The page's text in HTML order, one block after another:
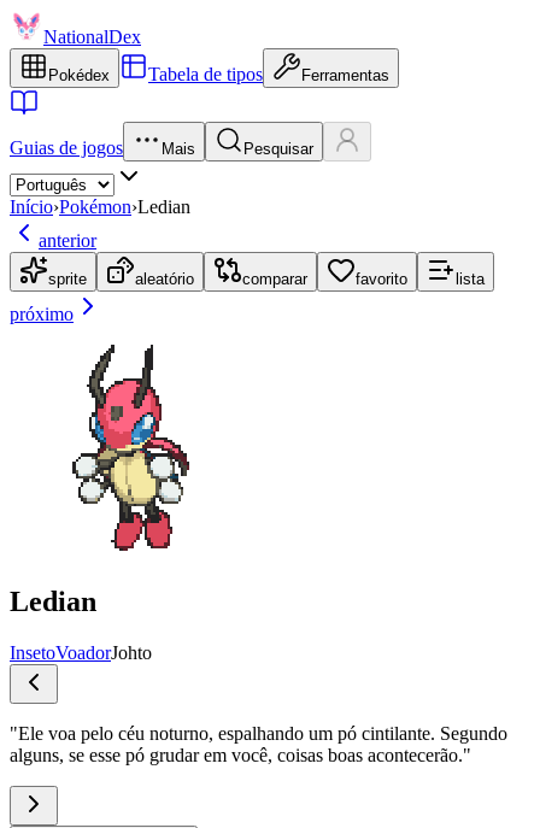
NationalDex
Pokédex Tabela de tipos Ferramentas
Guias de jogos Mais Pesquisar
Início›Pokémon›Ledian
anterior
sprite aleatório comparar favorito lista
próximo
Ledian
InsetoVoadorJohto
"Ele voa pelo céu noturno, espalhando um pó cintilante. Segundo
alguns, se esse pó grudar em você, coisas boas acontecerão."